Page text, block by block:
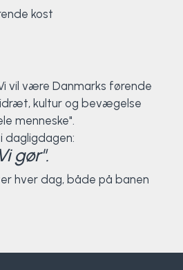
kost
vil være Danmarks førende
kultur og bevægelse
menneske".
dagligdagen:
gør".
hver dag, både på banen